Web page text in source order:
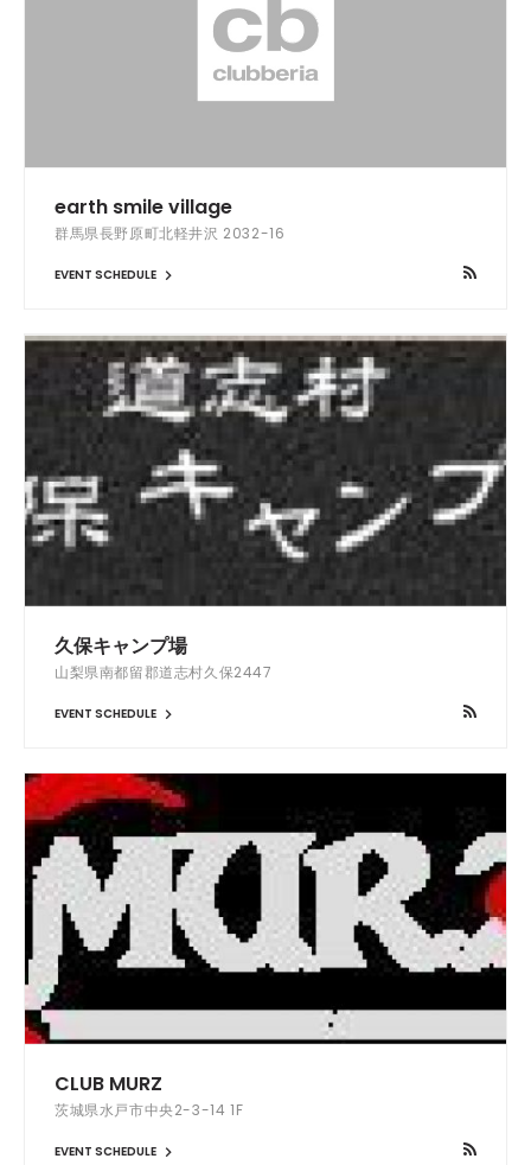
earth smile village
群馬県長野原町北軽井沢 2032-16
EVENT SCHEDULE
久保キャンプ場
山梨県南都留郡道志村久保2447
EVENT SCHEDULE
CLUB MURZ
茨城県水戸市中央2-3-14 1F
EVENT SCHEDULE